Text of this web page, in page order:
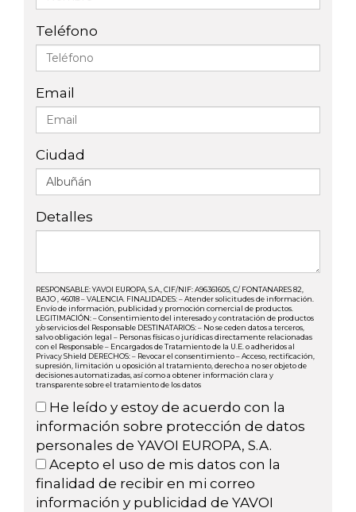
Teléfono
Email
Ciudad
Detalles
RESPONSABLE: YAVOI EUROPA, S.A., CIF/NIF: A96361605, C/ FONTANARES 82,
BAJO , 46018 – VALENCIA. FINALIDADES: – Atender solicitudes de información.
Envío de información, publicidad y promoción comercial de productos.
LEGITIMACIÓN: – Consentimiento del interesado y contratación de productos
y/o servicios del Responsable DESTINATARIOS: – No se ceden datos a terceros,
salvo obligación legal – Personas físicas o jurídicas directamente relacionadas
con el Responsable – Encargados de Tratamiento de la U.E. o adheridos al
Privacy Shield DERECHOS: – Revocar el consentimiento – Acceso, rectificación,
supresión, limitación u oposición al tratamiento, derecho a no ser objeto de
decisiones automatizadas, así como a obtener información clara y
transparente sobre el tratamiento de los datos
He leído y estoy de acuerdo con la
información sobre protección de datos
personales de YAVOI EUROPA, S.A.
Acepto el uso de mis datos con la
finalidad de recibir en mi correo
información y publicidad de YAVOI